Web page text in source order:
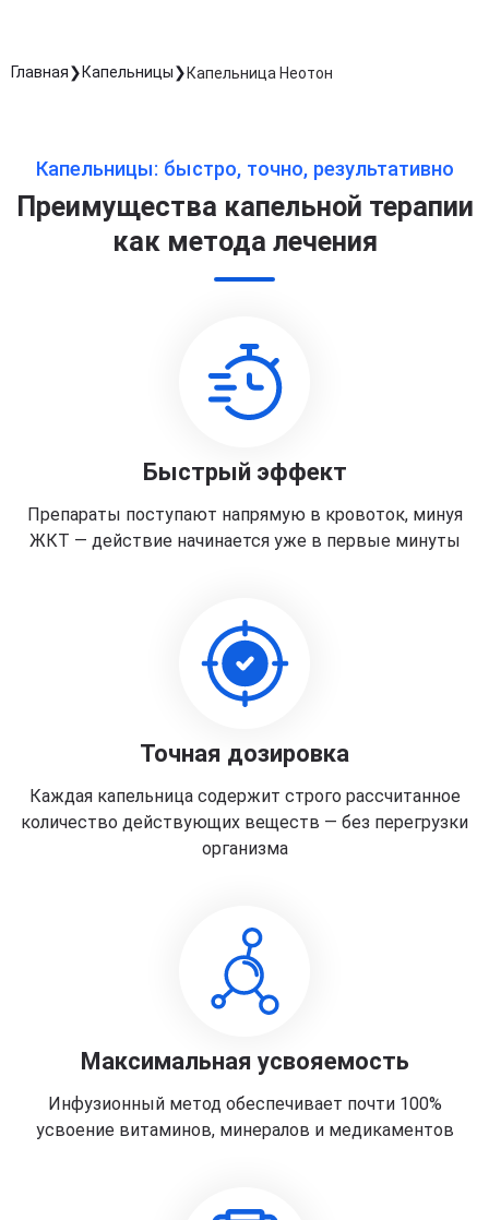
Главная Капельницы Капельница Неотон
Капельницы: быстро, точно, результативно
Преимущества капельной терапии
как метода лечения
Быстрый эффект
Препараты поступают напрямую в кровоток, минуя
ЖКТ — действие начинается уже в первые минуты
Точная дозировка
Каждая капельница содержит строго рассчитанное
количество действующих веществ — без перегрузки
организма
Максимальная усвояемость
Инфузионный метод обеспечивает почти 100%
усвоение витаминов, минералов и медикаментов